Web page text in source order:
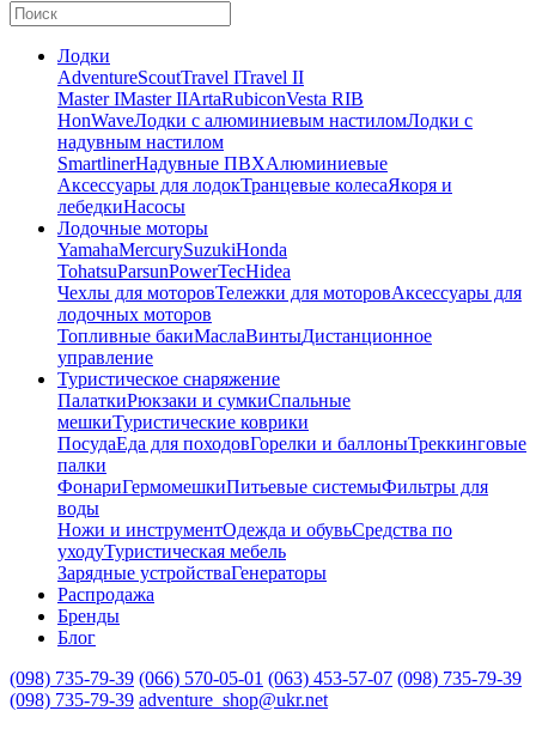
Лодки
AdventureScoutTravel ITravel II
Master IMaster IIArtaRubiconVesta RIB
HonWaveЛодки с алюминиевым настиломЛодки с
надувным настилом
SmartlinerНадувные ПВХАлюминиевые
Аксессуары для лодокТранцевые колесаЯкоря и
лебедкиНасосы
Лодочные моторы
YamahaMercurySuzukiHonda
TohatsuParsunPowerTecHidea
Чехлы для моторовТележки для моторовАксессуары для
лодочных моторов
Топливные бакиМаслаВинтыДистанционное
управление
Туристическое снаряжение
ПалаткиРюкзаки и сумкиСпальные
мешкиТуристические коврики
ПосудаЕда для походовГорелки и баллоныТреккинговые
палки
ФонариГермомешкиПитьевые системыФильтры для
воды
Ножи и инструментОдежда и обувьСредства по
уходуТуристическая мебель
Зарядные устройстваГенераторы
Распродажа
Бренды
Блог
(098) 735-79-39 (066) 570-05-01 (063) 453-57-07 (098) 735-79-39
(098) 735-79-39 adventure_shop@ukr.net